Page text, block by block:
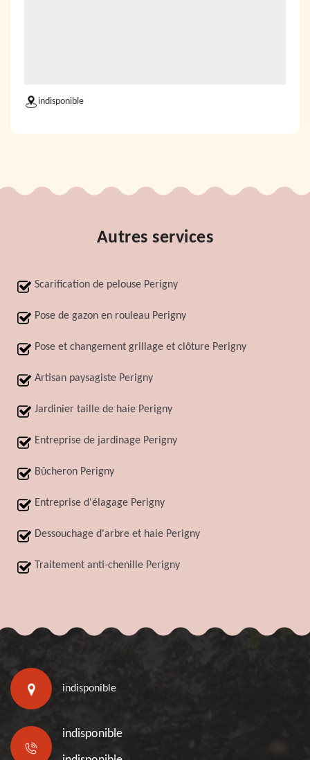
indisponible
Autres services
Scarification de pelouse Perigny
Pose de gazon en rouleau Perigny
Pose et changement grillage et clôture Perigny
Artisan paysagiste Perigny
Jardinier taille de haie Perigny
Entreprise de jardinage Perigny
Bûcheron Perigny
Entreprise d'élagage Perigny
Dessouchage d'arbre et haie Perigny
Traitement anti-chenille Perigny
indisponible
indisponible